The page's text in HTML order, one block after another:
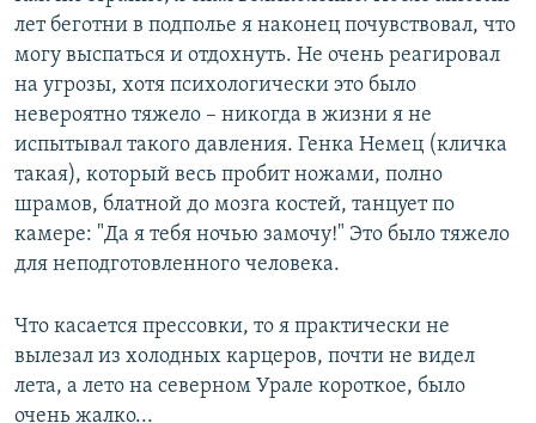
лет беготни в подполье я наконец почувствовал, что
могу выспаться и отдохнуть. Не очень реагировал
на угрозы, хотя психологически это было
невероятно тяжело – никогда в жизни я не
испытывал такого давления. Генка Немец (кличка
такая), который весь пробит ножами, полно
шрамов, блатной до мозга костей, танцует по
камере: "Да я тебя ночью замочу!" Это было тяжело
для неподготовленного человека.
Что касается прессовки, то я практически не
вылезал из холодных карцеров, почти не видел
лета, а лето на северном Урале короткое, было
очень жалко...